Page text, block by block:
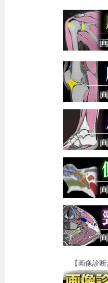
【画像診